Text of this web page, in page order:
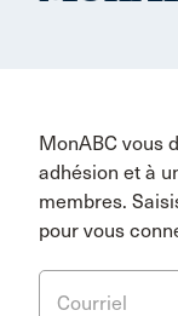
MonABC vous
adhésion et à
membres.
pour vous
Courriel